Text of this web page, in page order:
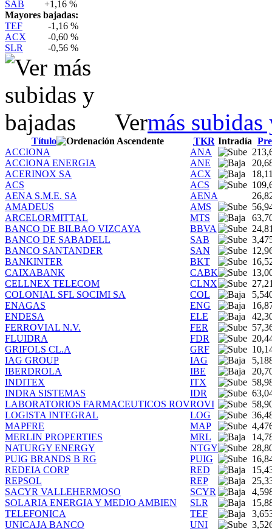
SAB
+1,16 %
Mayores bajadas:
TEF
-1,16 %
ACX
-0,60 %
SLR
-0,56 %
Vermás subidas
Título TKR Intradía
ACCIONA
ANA
ACCIONA ENERGIA
ANE
ACERINOX SA
ACX
ACS
ACS
AENA S.M.E. SA
AENA
AMADEUS
AMS
ARCELORMITTAL
MTS
BANCO DE BILBAO VIZCAYA
BBVA
BANCO DE SABADELL
SAB
BANCO SANTANDER
SAN
BANKINTER
BKT
CAIXABANK
CABK
CELLNEX TELECOM
CLNX
COLONIAL SFL SOCIMI SA
COL
ENAGAS
ENG
ENDESA
ELE
FERROVIAL N.V.
FER
FLUIDRA
FDR
GRIFOLS CL.A
GRF
IAG GROUP
IAG
IBERDROLA
IBE
INDITEX
ITX
INDRA SISTEMAS
IDR
LABORATORIOS FARMACEUTICOS ROVROVI
LOGISTA INTEGRAL
LOG
MAPFRE
MAP
MERLIN PROPERTIES
MRL
NATURGY ENERGY
NTGY
PUIG BRANDS B RG
PUIG
REDEIA CORP
RED
REPSOL
REP
SACYR VALLEHERMOSO
SCYR
SOLARIA ENERGIA Y MEDIO AMBIEN
SLR
TELEFONICA
TEF
UNICAJA BANCO
UNI